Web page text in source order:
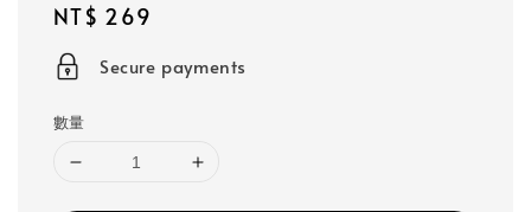
Regular
price
NT$ 269
Secure payments
數量